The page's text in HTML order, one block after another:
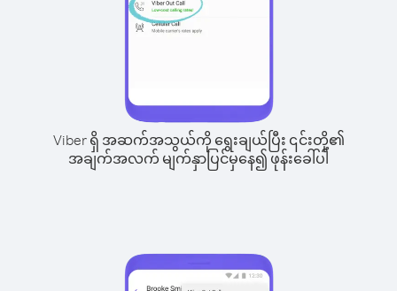
Viber ရှိ အဆက်အသွယ်ကို ရွေးချယ်ပြီး ၎င်းတို့၏
အချက်အလက် မျက်နှာပြင်မှနေ၍ ဖုန်းခေါ်ပါ